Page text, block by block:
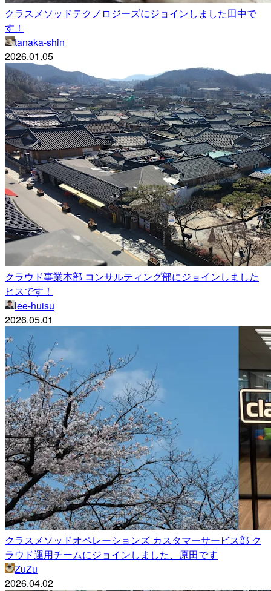
クラスメソッドテクノロジーズにジョインしました田中で
す！
tanaka-shin
2026.01.05
クラウド事業本部 コンサルティング部にジョインしました
ヒスです！
lee-huisu
2026.05.01
クラスメソッドオペレーションズ カスタマーサービス部 ク
ラウド運用チームにジョインしました、原田です
ZuZu
2026.04.02